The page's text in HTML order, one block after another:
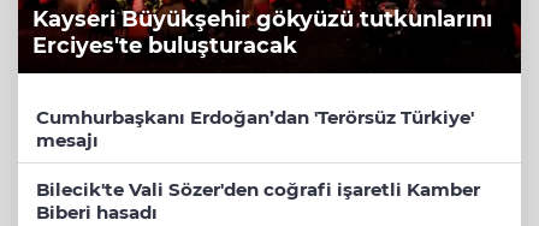
Kayseri Büyükşehir gökyüzü tutkunlarını
Erciyes'te buluşturacak
Cumhurbaşkanı Erdoğan’dan 'Terörsüz Türkiye'
mesajı
Bilecik'te Vali Sözer'den coğrafi işaretli Kamber
Biberi hasadı